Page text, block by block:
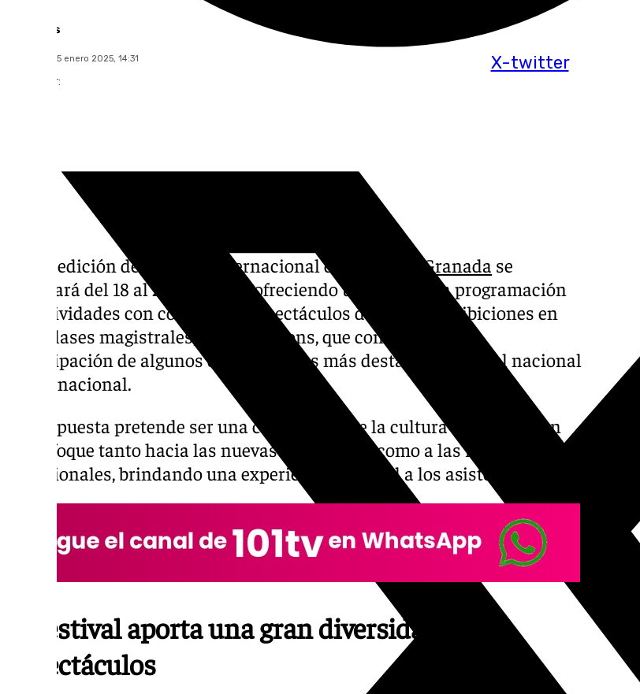
X-twitter
Lynx Devs
miércoles, 15 enero 2025, 14:31
Compartir:
La 37ª edición del festival internacional de Tango de Granada se
celebrará del 18 al 23 de marzo, ofreciendo una completa programación
de actividades con conciertos, espectáculos de danza, exhibiciones en
vivo, clases magistrales, y jam sessions, que contarán con la
participación de algunos de los artistas más destacados a nivel nacional
e internacional.
La propuesta pretende ser una celebración de la cultura del tango, con
un enfoque tanto hacia las nuevas tendencias, como a las raíces más
tradicionales, brindando una experiencia integral a los asistentes.
El festival aporta una gran diversidad de
espectáculos